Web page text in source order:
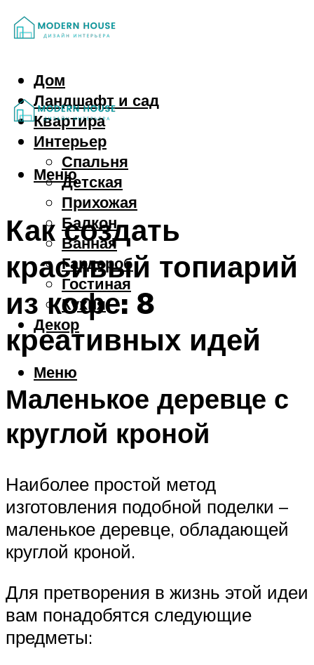
Дом
Ландшафт и сад
Квартира
Интерьер
Спальня
Детская
Прихожая
Балкон
Ванная
Гардероб
Гостиная
Кухня
Декор
Меню
Меню
Как создать
красивый топиарий
из кофе: 8
креативных идей
Маленькое деревце с
круглой кроной
Наиболее простой метод
изготовления подобной поделки –
маленькое деревце, обладающей
круглой кроной.
Для претворения в жизнь этой идеи
вам понадобятся следующие
предметы: